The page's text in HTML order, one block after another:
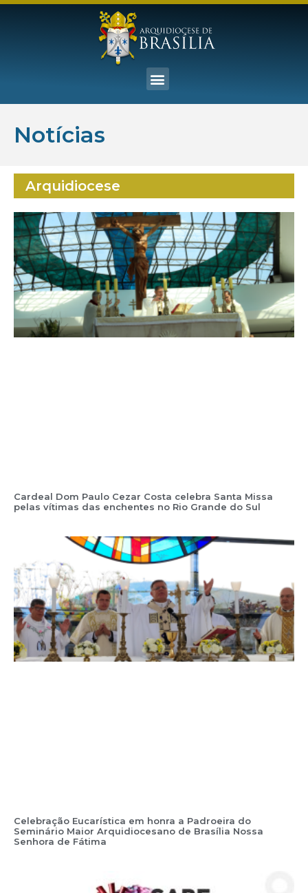
Notícias
Arquidiocese
Cardeal Dom Paulo Cezar Costa celebra Santa Missa
pelas vítimas das enchentes no Rio Grande do Sul
Celebração Eucarística em honra a Padroeira do
Seminário Maior Arquidiocesano de Brasília Nossa
Senhora de Fátima